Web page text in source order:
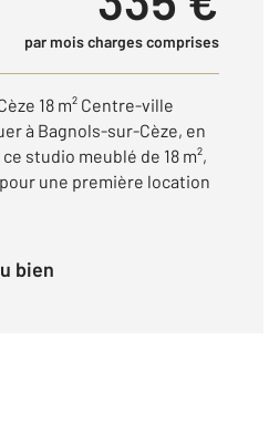
par mois charges comprises
18 m² Centre-ville
à Bagnols-sur-Cèze, en
studio meublé de 18 m²,
une première location
bien